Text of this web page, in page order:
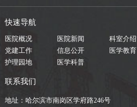
快速导航
医院概况 医院新闻 科室介绍
党建工作
信息公开 医学教育
护理园地
医学科普
联系我们
地址：哈尔滨市南岗区学府路246号